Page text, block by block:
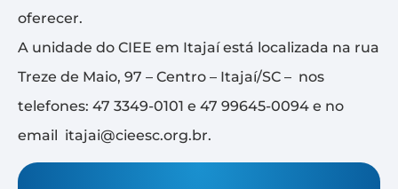
oferecer.
A unidade do CIEE em Itajaí está localizada na rua
Treze de Maio, 97 – Centro – Itajaí/SC – nos
telefones: 47 3349-0101 e 47 99645-0094 e no
email itajai@cieesc.org.br.